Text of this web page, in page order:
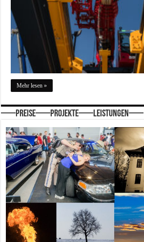
Mehr lesen »
—–Preise—–Projekte—–Leistungen—–